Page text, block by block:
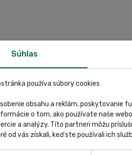
.
Súhlas
používa súbory cookies
obsahu a reklám, poskytovanie
o tom, ako používate naše
a analýzy. Títo partneri môžu
od vás získali, keď ste používali ich